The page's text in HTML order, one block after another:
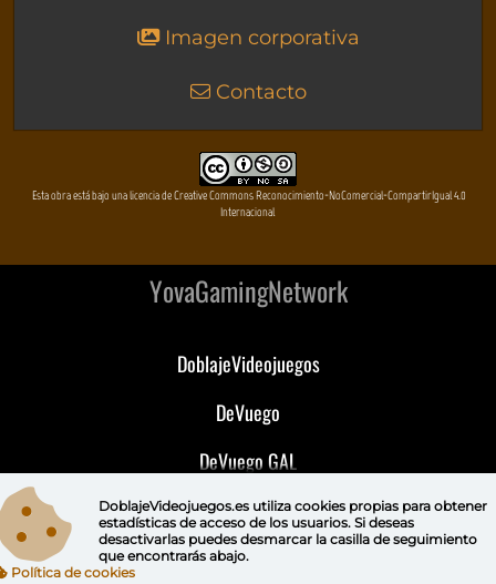
Imagen corporativa
Contacto
Esta obra está bajo una licencia de Creative Commons Reconocimiento-NoComercial-CompartirIgual 4.0
Internacional
YovaGamingNetwork
DoblajeVideojuegos
DeVuego
DeVuego GAL
DeVuego LATAM
DeVuego Portugal
DoblajeVideojuegos.es utiliza cookies propiaspara obtener
estadísticas de acceso de los usuarios. Si deseas
desactivarlas puedes desmarcar la casilla de seguimiento
que encontrarás abajo.
Política de cookies